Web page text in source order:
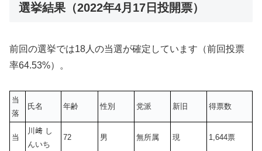
選挙結果（2022年4月17日投開票）
前回の選挙では18人の当選が確定しています（前回投票
率64.53%）。
当
落
氏名 年齢 性別 党派 新旧 得票数
当
川﨑 し
んいち
72 男 無所属 現 1,644票